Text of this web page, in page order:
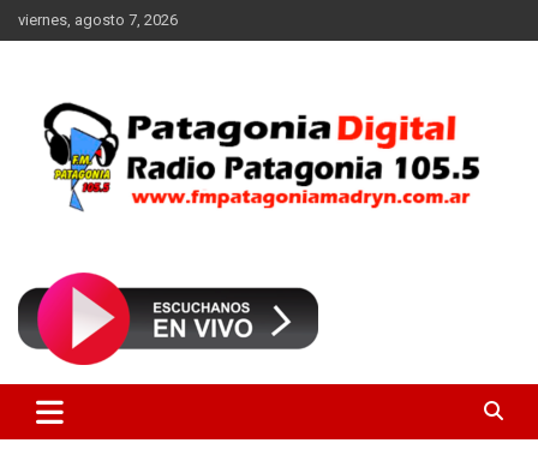
Saltar
al
viernes, agosto 7, 2026
FM Patagonia Madryn